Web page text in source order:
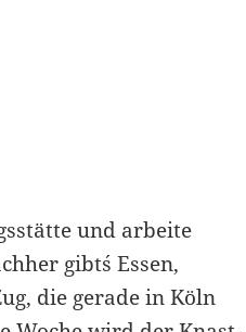
und arbeite
gibt´s Essen,
die gerade in Köln